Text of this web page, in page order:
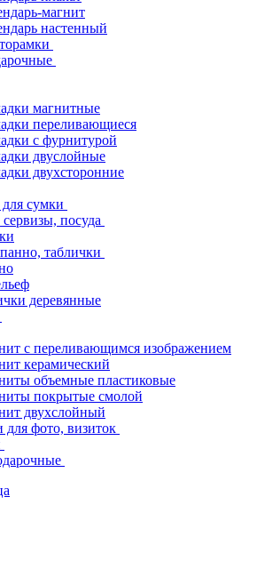
магнит
настенный
магнитные
переливающиеся
с фурнитурой
двуслойные
двухсторонние
для сумки
посуда
таблички
деревянные
с переливающимся изображением
керамический
объемные пластиковые
покрытые смолой
двухслойный
для фото, визиток